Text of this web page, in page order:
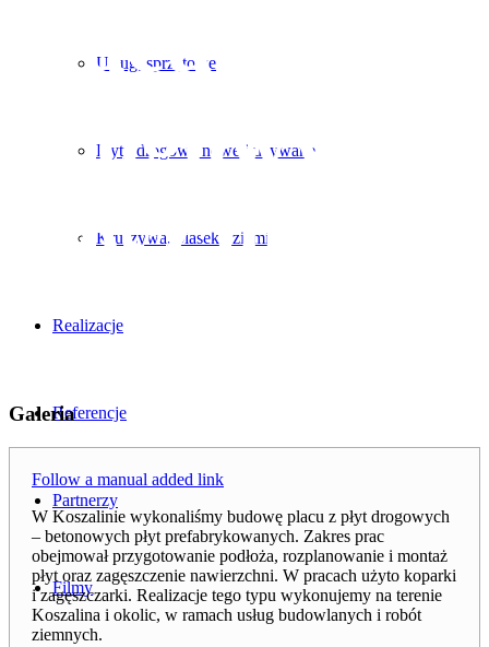
Usługi sprzętowe
Płyty drogowe nowe i używane
Kruszywa, piasek i ziemia
Realizacje
Referencje
Partnerzy
Filmy
placu z płyt
drogowych
Koszalin
Galeria
Follow a manual added link
W Koszalinie wykonaliśmy budowę placu z płyt drogowych
– betonowych płyt prefabrykowanych. Zakres prac
obejmował przygotowanie podłoża, rozplanowanie i montaż
płyt oraz zagęszczenie nawierzchni. W pracach użyto koparki
i zagęszczarki. Realizacje tego typu wykonujemy na terenie
Koszalina i okolic, w ramach usług budowlanych i robót
ziemnych.